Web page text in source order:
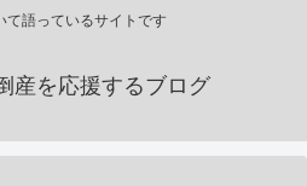
て語っているサイトです
産を応援するブログ